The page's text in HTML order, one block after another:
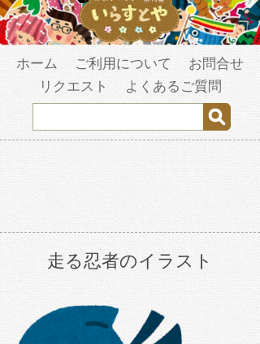
ホーム ご利用について
お問合せ
リクエスト
よくあるご質問
走る忍者のイラスト